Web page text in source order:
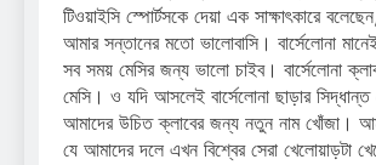
টিওয়াইসি স্পোর্টসকে দেয়া এক সাক্ষাৎকারে
আমার সন্তানের মতো ভালোবাসি। বার্সেলোনা
সব সময় মেসির জন্য ভালো চাইব। বার্সেলোনা
মেসি। ও যদি আসলেই বার্সেলোনা ছাড়ার
আমাদের উচিত ক্লাবের জন্য নতুন নাম খোঁজা।
যে আমাদের দলে এখন বিশ্বের সেরা খেলোয়াড়টা